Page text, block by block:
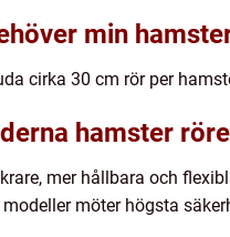
min
cirka 30 cm rör per
hamster
mer hållbara och
möter högsta